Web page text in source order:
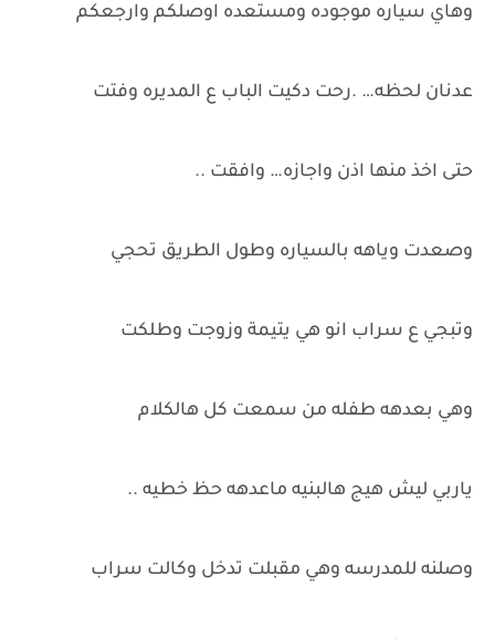
وهاي سياره موجوده ومستعده اوصلكم وارجعكم
عدنان لحظه… .رحت دكيت الباب ع المديره وفتت
حتى اخذ منها اذن واجازه… وافقت ..
وصعدت وياهه بالسياره وطول الطريق تحجي
وتبجي ع سراب انو هي يتيمة وزوجت وطلكت
وهي بعدهه طفله من سمعت كل هالكلام
ياربي ليش هيج هالبنيه ماعدهه حظ خطيه ..
وصلنه للمدرسه وهي مقبلت تدخل وكالت سراب